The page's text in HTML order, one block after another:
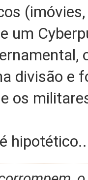
um
divisão e
os